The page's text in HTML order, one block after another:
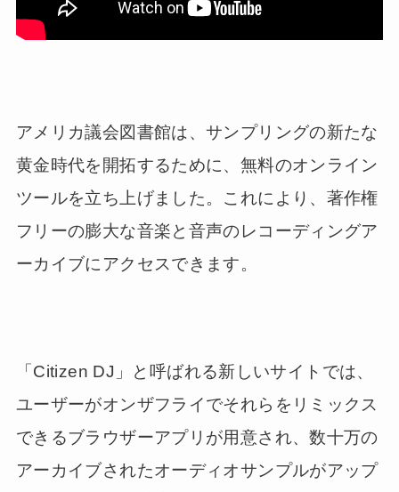
アメリカ議会図書館は、サンプリングの新たな
黄金時代を開拓するために、無料のオンライン
ツールを立ち上げました。これにより、著作権
フリーの膨大な音楽と音声のレコーディングア
ーカイブにアクセスできます。
「Citizen DJ」と呼ばれる新しいサイトでは、
ユーザーがオンザフライでそれらをリミックス
できるブラウザーアプリが用意され、数十万の
アーカイブされたオーディオサンプルがアップ